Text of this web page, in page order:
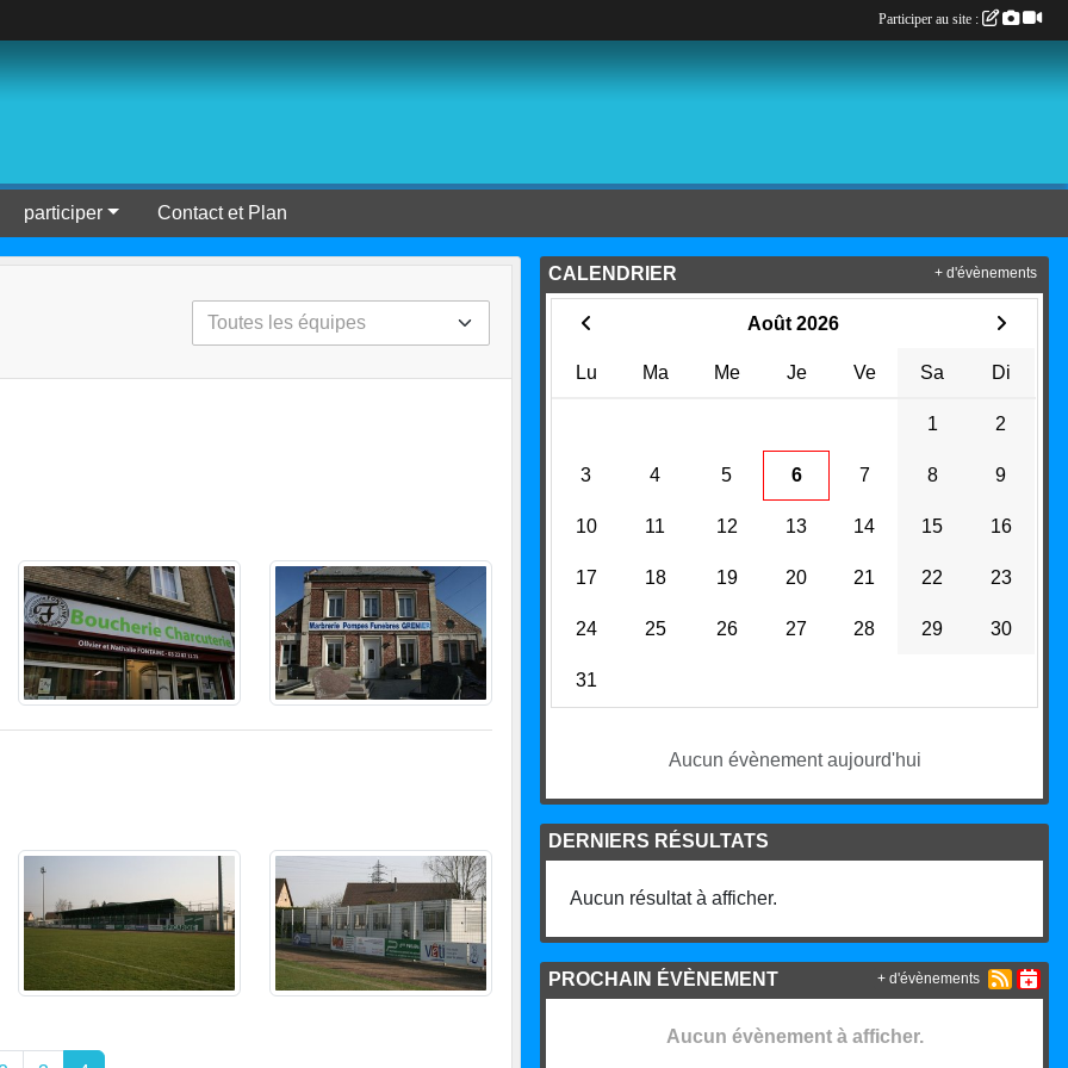
participer Contact et Plan
CALENDRIER
Août 2026
Lu Ma Me Je Ve Sa Di
1 2
3 4 5 6 7 8 9
10 11 12 13 14 15 16
17 18 19 20 21 22 23
24 25 26 27 28 29 30
31
Aucun évènement aujourd'hui
+ d'évènements
DERNIERS RÉSULTATS
Aucun résultat à afficher.
PROCHAIN ÉVÈNEMENT
Aucun évènement à afficher.
+ d'évènements
Participer au site :